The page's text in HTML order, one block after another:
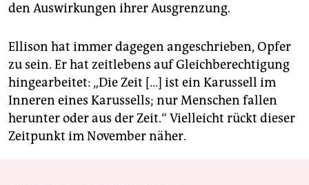
den Auswirkungen ihrer Ausgrenzung.
Ellison hat immer dagegen angeschrieben, Opfer
zu sein. Er hat zeitlebens auf Gleichberechtigung
hingearbeitet: „Die Zeit […] ist ein Karussell im
Inneren eines Karussells; nur Menschen fallen
herunter oder aus der Zeit.“ Vielleicht rückt dieser
Zeitpunkt im November näher.